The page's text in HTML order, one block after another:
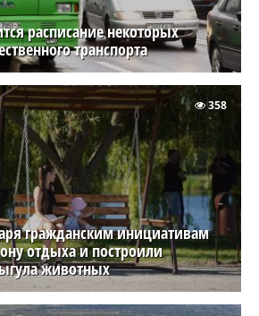
расписание некоторых
транспорта
гражданским инициативам
отдыха и построили
животных
358